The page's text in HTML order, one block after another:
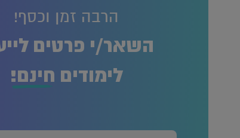
הרבה זמן וכסף!
השאר/י פרטים
לימודים חינם!